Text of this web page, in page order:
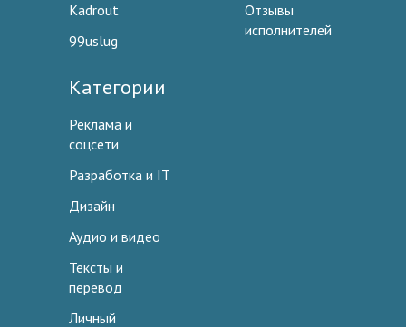
Kadrout
99uslug
Отзывы
исполнителей
Категории
Реклама и
соцсети
Разработка и IT
Дизайн
Аудио и видео
Тексты и
перевод
Личный